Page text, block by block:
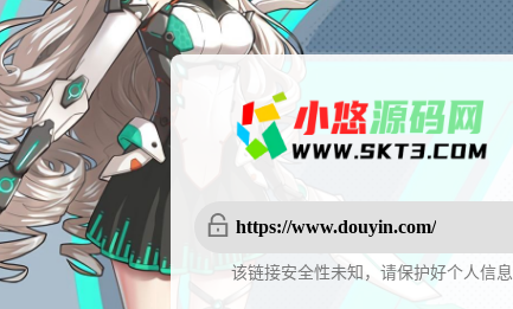
https://www.douyin.com/
该链接安全性未知，请保护好个人信息